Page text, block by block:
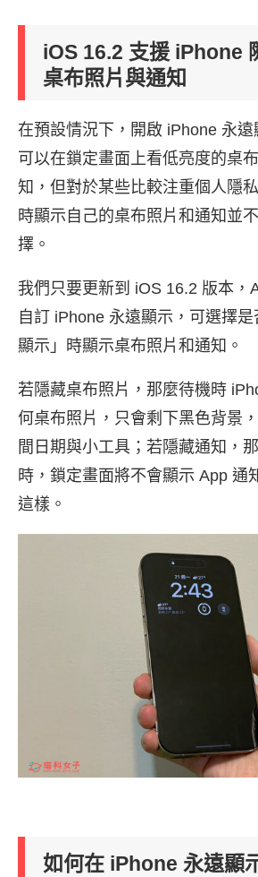
iOS 16.2 支援 iPhone
桌布照片與通知
在預設情況下，開啟 iPhone 永
可以在鎖定畫面上看低亮度的桌
知，但對於某些比較注重個人隱
時顯示自己的桌布照片和通知並
擇。
我們只要更新到 iOS 16.2 版本，
自訂 iPhone 永遠顯示，可選擇
顯示」時顯示桌布照片和通知。
若隱藏桌布照片，那麼待機時
何桌布照片，只會剩下黑色背景
間日期與小工具；若隱藏通知，
時，鎖定畫面將不會顯示 App 通
這樣。
如何在 iPhone 永遠顯